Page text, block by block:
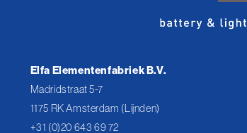
Elfa Elementenfabriek B.V.
Madridstraat 5-7
1175 RK Amsterdam (Lijnden)
+31 (0)20 643 69 72